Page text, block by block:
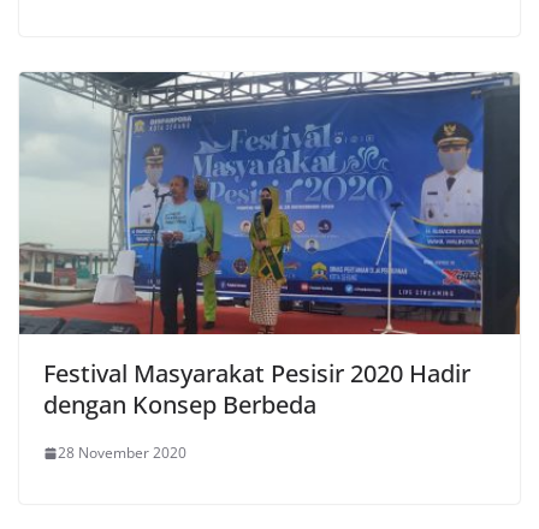
Festival Masyarakat Pesisir 2020 Hadir
dengan Konsep Berbeda
28 November 2020